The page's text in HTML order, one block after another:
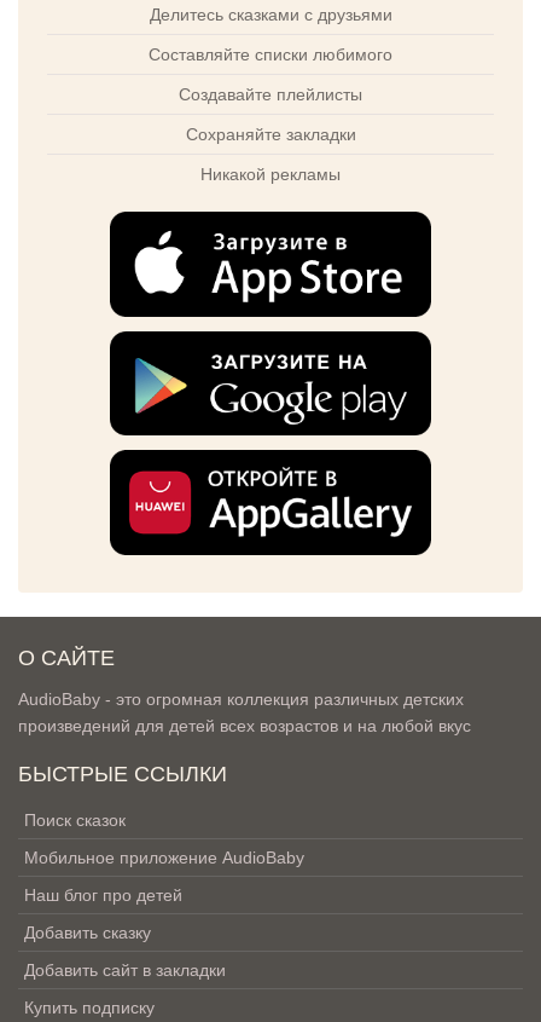
Делитесь сказками с друзьями
Составляйте списки любимого
Создавайте плейлисты
Сохраняйте закладки
Никакой рекламы
О САЙТЕ
AudioBaby - это огромная коллекция различных детских
произведений для детей всех возрастов и на любой вкус
БЫСТРЫЕ ССЫЛКИ
Поиск сказок
Мобильное приложение AudioBaby
Наш блог про детей
Добавить сказку
Добавить сайт в закладки
Купить подписку